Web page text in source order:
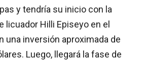
y tendría su inicio con la
licuador Hilli Episeyo en el
una inversión aproximada de
Luego, llegará la fase de